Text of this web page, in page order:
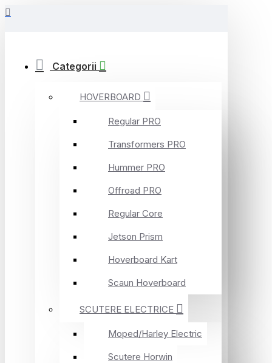
Categorii
HOVERBOARD
Regular PRO
Transformers PRO
Hummer PRO
Offroad PRO
Regular Core
Jetson Prism
Hoverboard Kart
Scaun Hoverboard
SCUTERE ELECTRICE
Moped/Harley Electric
Scutere Horwin